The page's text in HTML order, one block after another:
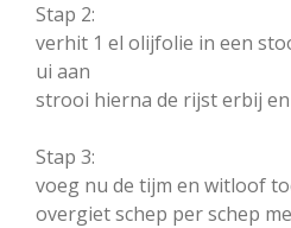
Stap 2:
verhit 1 el olijfolie in een
ui aan
strooi hierna de rijst erbij
Stap 3:
voeg nu de tijm en witloof
overgiet schep per schep